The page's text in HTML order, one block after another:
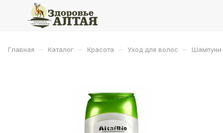
Главная – Каталог – Красота – Уход для волос – Шампуни